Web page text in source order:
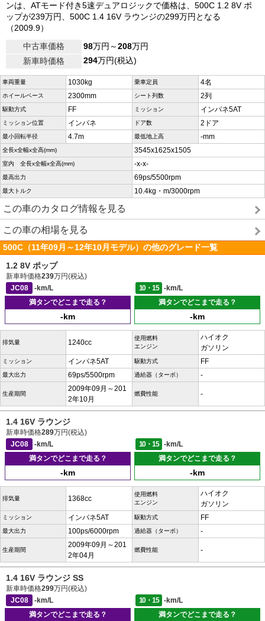
ンは、ATモード付き5速デュアロジックで価格は、500C 1.2 8V ポ
ップが239万円、500C 1.4 16V ラウンジの299万円となる
（2009.9）
中古車価格
98万円～208万円
新車時価格
294万円(税込)
車両重量 1030kg 乗車定員 4名
ホイールベース 2300mm シート列数 2列
駆動方式 FF ミッション インパネ5AT
ミッション位置 インパネ ドア数 2ドア
最小回転半径 4.7m 最低地上高 -mm
全長x全幅x全高(mm) 3545x1625x1505
室内 全長x全幅x全高(mm) -x-x-
最高出力 69ps/5500rpm
最大トルク 10.4kg・m/3000rpm
この車のカタログ情報を見る
この車の相場を見る
500C（11年09月～12年10月モデル）の他のグレード一覧
1.2 8V ポップ
新車時価格239万円(税込)
JC08
-km/L 10・15
-km/L
満タンでどこまで走る？
-km
満タンでどこまで走る？
-km
排気量 1240cc
使用燃料
エンジン
ハイオク
ガソリン
ミッション インパネ5AT 駆動方式 FF
最大出力 69ps/5500rpm 過給器（ターボ） -
生産期間
2009年09月～201
2年10月
燃費性能 -
1.4 16V ラウンジ
新車時価格289万円(税込)
JC08
-km/L 10・15
-km/L
満タンでどこまで走る？
-km
満タンでどこまで走る？
-km
排気量 1368cc
使用燃料
エンジン
ハイオク
ガソリン
ミッション インパネ5AT 駆動方式 FF
最大出力 100ps/6000rpm 過給器（ターボ） -
生産期間
2009年09月～201
2年04月
燃費性能 -
1.4 16V ラウンジ SS
新車時価格299万円(税込)
JC08
-km/L 10・15
-km/L
満タンでどこまで走る？
満タンでどこまで走る？